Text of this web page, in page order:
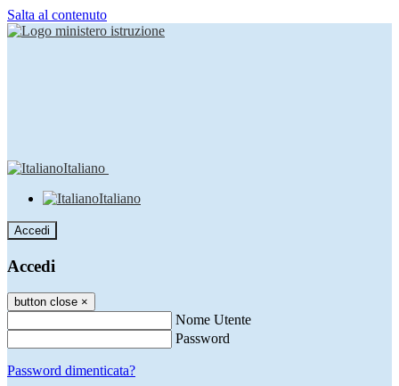
Salta al contenuto
Italiano
Italiano
Accedi
Accedi
button close ×
Nome Utente
Password
Password dimenticata?